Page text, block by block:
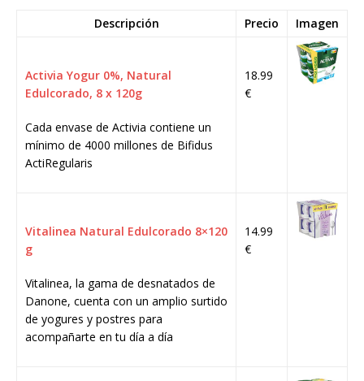
Descripción Precio Imagen
Activia Yogur 0%, Natural
Edulcorado, 8 x 120g
Cada envase de Activia contiene un
mínimo de 4000 millones de Bifidus
ActiRegularis
18.99
€
Vitalinea Natural Edulcorado 8×120
g
Vitalinea, la gama de desnatados de
Danone, cuenta con un amplio surtido
de yogures y postres para
acompañarte en tu día a día
14.99
€